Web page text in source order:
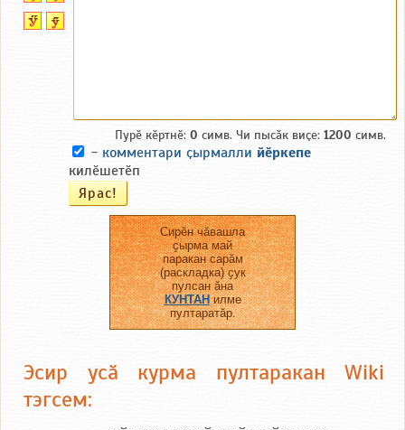
Пурӗ кӗртнӗ: 0 симв. Чи пысӑк виҫе: 1200 симв.
- комментари ҫырмалли йӗркепе
килӗшетӗп
Сирӗн чӑвашла
ҫырма май
паракан сарӑм
(раскладка) ҫук
пулсан ӑна
КУНТАНилме
пултаратӑр.
Эсир усӑ курма пултаракан Wiki
тэгсем: